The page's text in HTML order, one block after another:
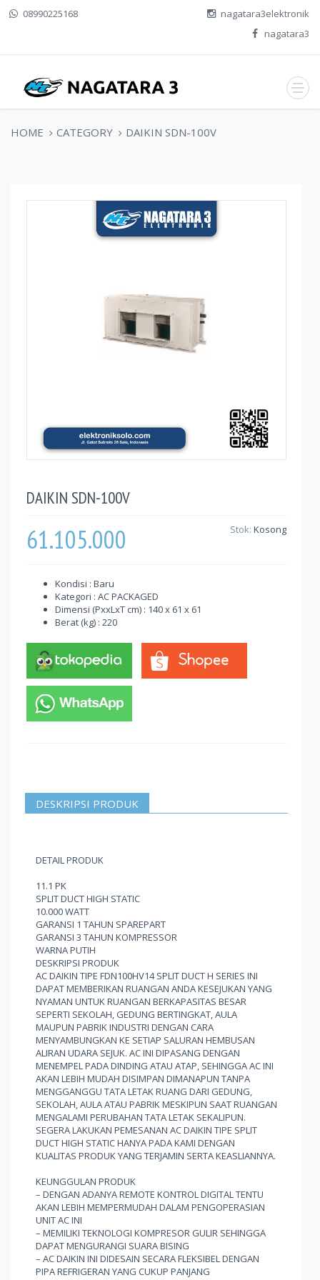
08990225168
nagatara3elektronik
nagatara3
HOME CATEGORY DAIKIN SDN-100V
DAIKIN SDN-100V
61.105.000 Stok: Kosong
Kondisi : Baru
Kategori : AC PACKAGED
Dimensi (PxxLxT cm) : 140 x 61 x 61
Berat (kg) : 220
DESKRIPSI PRODUK
DETAIL PRODUK
11.1 PK
SPLIT DUCT HIGH STATIC
10.000 WATT
GARANSI 1 TAHUN SPAREPART
GARANSI 3 TAHUN KOMPRESSOR
WARNA PUTIH
DESKRIPSI PRODUK
AC DAIKIN TIPE FDN100HV14 SPLIT DUCT H SERIES INI
DAPAT MEMBERIKAN RUANGAN ANDA KESEJUKAN YANG
NYAMAN UNTUK RUANGAN BERKAPASITAS BESAR
SEPERTI SEKOLAH, GEDUNG BERTINGKAT, AULA
MAUPUN PABRIK INDUSTRI DENGAN CARA
MENYAMBUNGKAN KE SETIAP SALURAN HEMBUSAN
ALIRAN UDARA SEJUK. AC INI DIPASANG DENGAN
MENEMPEL PADA DINDING ATAU ATAP, SEHINGGA AC INI
AKAN LEBIH MUDAH DISIMPAN DIMANAPUN TANPA
MENGGANGGU TATA LETAK RUANG DARI GEDUNG,
SEKOLAH, AULA ATAU PABRIK MESKIPUN SAAT RUANGAN
MENGALAMI PERUBAHAN TATA LETAK SEKALIPUN.
SEGERA LAKUKAN PEMESANAN AC DAIKIN TIPE SPLIT
DUCT HIGH STATIC HANYA PADA KAMI DENGAN
KUALITAS PRODUK YANG TERJAMIN SERTA KEASLIANNYA.
KEUNGGULAN PRODUK
– DENGAN ADANYA REMOTE KONTROL DIGITAL TENTU
AKAN LEBIH MEMPERMUDAH DALAM PENGOPERASIAN
UNIT AC INI
– MEMILIKI TEKNOLOGI KOMPRESOR GULIR SEHINGGA
DAPAT MENGURANGI SUARA BISING
– AC DAIKIN INI DIDESAIN SECARA FLEKSIBEL DENGAN
PIPA REFRIGERAN YANG CUKUP PANJANG